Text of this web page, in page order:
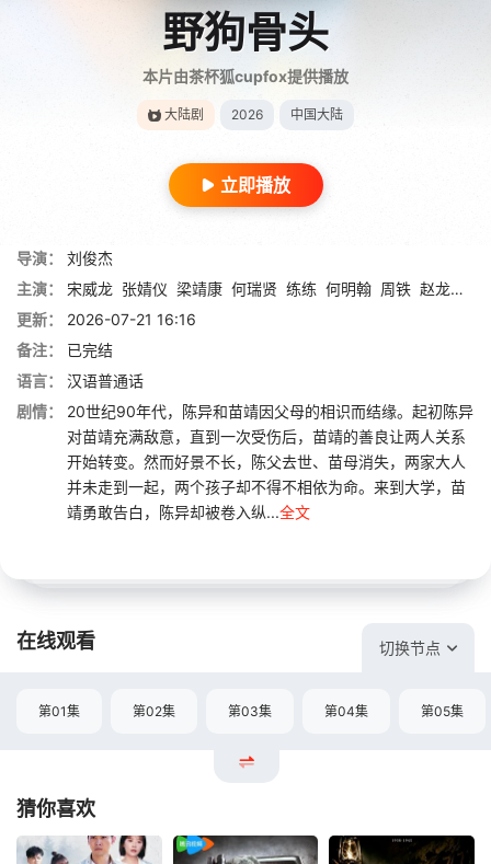
野狗骨头
本片由茶杯狐cupfox提供播放
大陆剧 2026 中国大陆
立即播放
导演：
刘俊杰
主演：
宋威龙 张婧仪 梁靖康 何瑞贤 练练 何明翰 周铁 赵龙豪
更新：
2026-07-21 16:16
备注：
已完结
语言：
汉语普通话
剧情：
20世纪90年代，陈异和苗靖因父母的相识而结缘。起初陈异
对苗靖充满敌意，直到一次受伤后，苗靖的善良让两人关系
开始转变。然而好景不长，陈父去世、苗母消失，两家大人
并未走到一起，两个孩子却不得不相依为命。来到大学，苗
靖勇敢告白，陈异却被卷入纵...全文
在线观看 切换节点
第01集 第02集 第03集 第04集 第05集
猜你喜欢